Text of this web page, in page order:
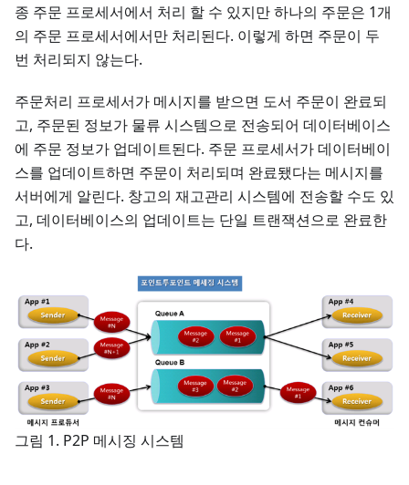
종 주문 프로세서에서 처리 할 수 있지만 하나의 주문은 1개
의 주문 프로세서에서만 처리된다. 이렇게 하면 주문이 두
번 처리되지 않는다.
주문처리 프로세서가 메시지를 받으면 도서 주문이 완료되
고, 주문된 정보가 물류 시스템으로 전송되어 데이터베이스
에 주문 정보가 업데이트된다. 주문 프로세서가 데이터베이
스를 업데이트하면 주문이 처리되며 완료됐다는 메시지를
서버에게 알린다. 창고의 재고관리 시스템에 전송할 수도 있
고, 데이터베이스의 업데이트는 단일 트랜잭션으로 완료한
다.
그림 1. P2P 메시징 시스템